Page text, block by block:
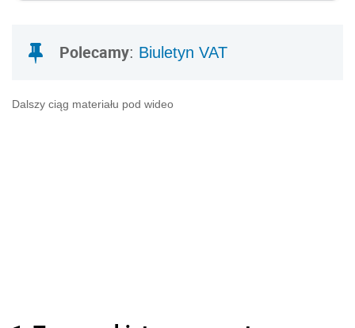
Polecamy: Biuletyn VAT
Dalszy ciąg materiału pod wideo